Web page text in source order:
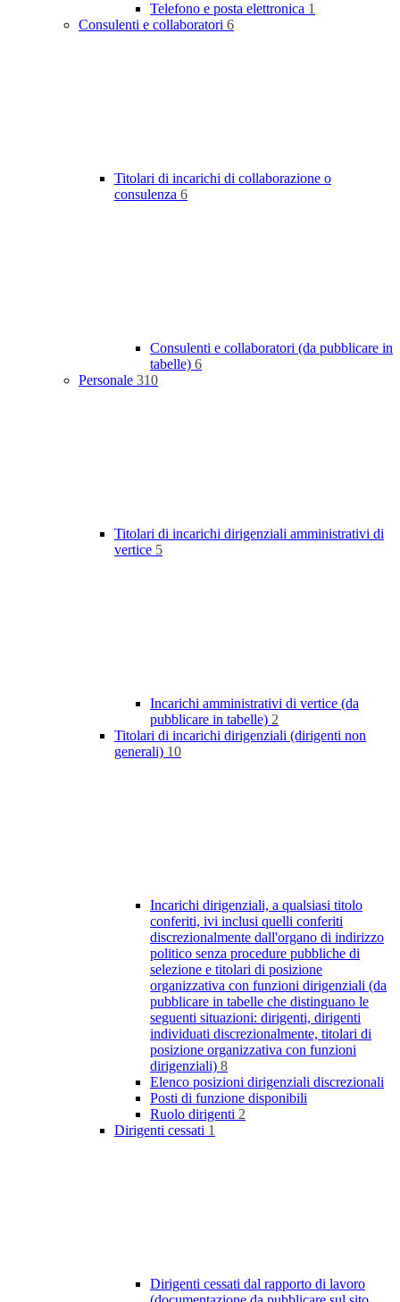
Telefono e posta elettronica 1
Consulenti e collaboratori 6
Titolari di incarichi di collaborazione o
consulenza 6
Consulenti e collaboratori (da pubblicare in
tabelle) 6
Personale 310
Titolari di incarichi dirigenziali amministrativi di
vertice 5
Incarichi amministrativi di vertice (da
pubblicare in tabelle) 2
Titolari di incarichi dirigenziali (dirigenti non
generali) 10
Incarichi dirigenziali, a qualsiasi titolo
conferiti, ivi inclusi quelli conferiti
discrezionalmente dall'organo di indirizzo
politico senza procedure pubbliche di
selezione e titolari di posizione
organizzativa con funzioni dirigenziali (da
pubblicare in tabelle che distinguano le
seguenti situazioni: dirigenti, dirigenti
individuati discrezionalmente, titolari di
posizione organizzativa con funzioni
dirigenziali) 8
Elenco posizioni dirigenziali discrezionali
Posti di funzione disponibili
Ruolo dirigenti 2
Dirigenti cessati 1
Dirigenti cessati dal rapporto di lavoro